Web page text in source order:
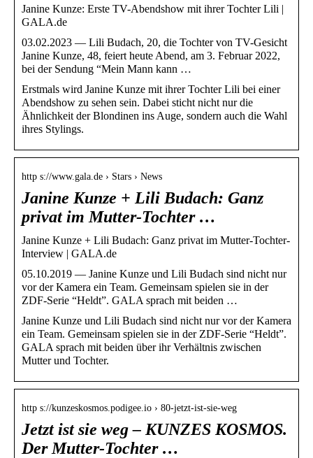
Janine Kunze: Erste TV-Abendshow mit ihrer Tochter Lili |
GALA.de
03.02.2023 — Lili Budach, 20, die Tochter von TV-Gesicht
Janine Kunze, 48, feiert heute Abend, am 3. Februar 2022,
bei der Sendung “Mein Mann kann …
Erstmals wird Janine Kunze mit ihrer Tochter Lili bei einer
Abendshow zu sehen sein. Dabei sticht nicht nur die
Ähnlichkeit der Blondinen ins Auge, sondern auch die Wahl
ihres Stylings.
http s://www.gala.de › Stars › News
Janine Kunze + Lili Budach: Ganz
privat im Mutter-Tochter …
Janine Kunze + Lili Budach: Ganz privat im Mutter-Tochter-
Interview | GALA.de
05.10.2019 — Janine Kunze und Lili Budach sind nicht nur
vor der Kamera ein Team. Gemeinsam spielen sie in der
ZDF-Serie “Heldt”. GALA sprach mit beiden …
Janine Kunze und Lili Budach sind nicht nur vor der Kamera
ein Team. Gemeinsam spielen sie in der ZDF-Serie “Heldt”.
GALA sprach mit beiden über ihr Verhältnis zwischen
Mutter und Tochter.
http s://kunzeskosmos.podigee.io › 80-jetzt-ist-sie-weg
Jetzt ist sie weg – KUNZES KOSMOS.
Der Mutter-Tochter …